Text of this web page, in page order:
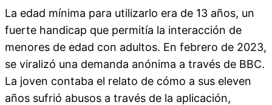
La edad mínima para utilizarlo era de 13 años, un
fuerte handicap que permitía la interacción de
menores de edad con adultos. En febrero de 2023,
se viralizó una demanda anónima a través de BBC.
La joven contaba el relato de cómo a sus eleven
años sufrió abusos a través de la aplicación,